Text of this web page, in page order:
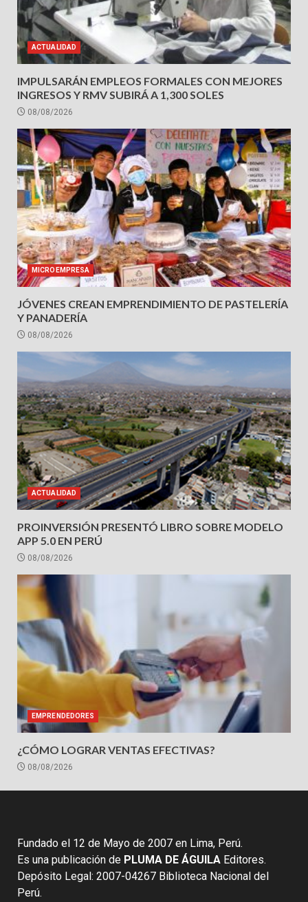
ACTUALIDAD
IMPULSARÁN EMPLEOS FORMALES CON MEJORES
INGRESOS Y RMV SUBIRÁ A 1,300 SOLES
08/08/2026
MICROEMPRESA
JÓVENES CREAN EMPRENDIMIENTO DE PASTELERÍA
Y PANADERÍA
08/08/2026
ACTUALIDAD
PROINVERSIÓN PRESENTÓ LIBRO SOBRE MODELO
APP 5.0 EN PERÚ
08/08/2026
EMPRENDEDORES
¿CÓMO LOGRAR VENTAS EFECTIVAS?
08/08/2026
Fundado el 12 de Mayo de 2007 en Lima, Perú.
Es una publicación de PLUMA DE ÁGUILA Editores.
Depósito Legal: 2007-04267 Biblioteca Nacional del
Perú.